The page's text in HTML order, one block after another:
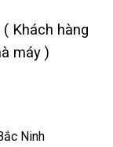
Khách hàng
máy )
Ninh